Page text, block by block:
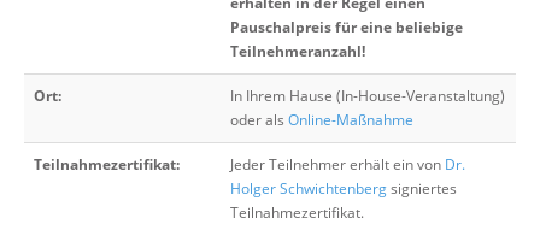
Pauschalpreis für eine beliebige
Teilnehmeranzahl!
Ort:
In Ihrem Hause (In-House-Veranstaltung)
oder als Online-Maßnahme
Teilnahmezertifikat: Jeder Teilnehmer erhält ein von Dr.
Holger Schwichtenbergsigniertes
Teilnahmezertifikat.